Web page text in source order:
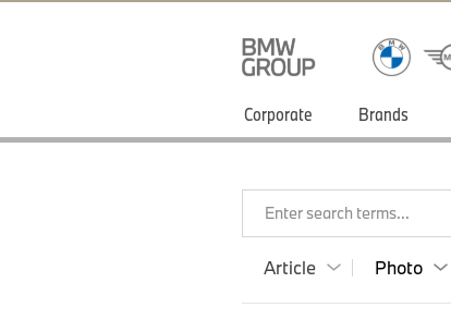
Corporate Brands
Enter search terms...
Article Photo